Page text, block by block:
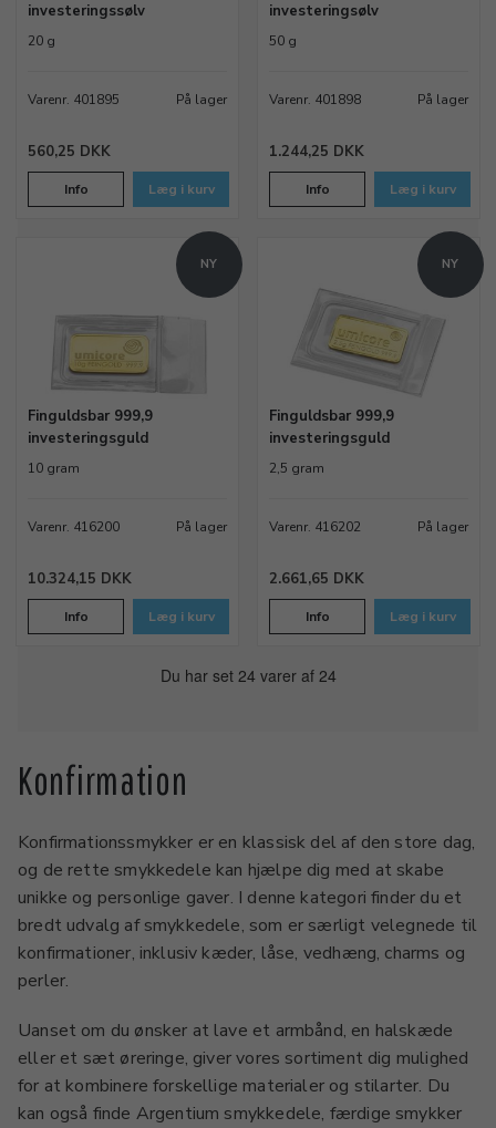
investeringssølv
20 g
Varenr. 401895 På lager
560,25 DKK
Info Læg i kurv
investeringsølv
50 g
Varenr. 401898 På lager
1.244,25 DKK
Info Læg i kurv
NY
Finguldsbar 999,9
investeringsguld
10 gram
Varenr. 416200 På lager
10.324,15 DKK
Info Læg i kurv
NY
Finguldsbar 999,9
investeringsguld
2,5 gram
Varenr. 416202 På lager
2.661,65 DKK
Info Læg i kurv
Du har set 24 varer af 24
Konfirmation
Konfirmationssmykker er en klassisk del af den store dag,
og de rette smykkedele kan hjælpe dig med at skabe
unikke og personlige gaver. I denne kategori finder du et
bredt udvalg af smykkedele, som er særligt velegnede til
konfirmationer, inklusiv kæder, låse, vedhæng, charms og
perler.
Uanset om du ønsker at lave et armbånd, en halskæde
eller et sæt øreringe, giver vores sortiment dig mulighed
for at kombinere forskellige materialer og stilarter. Du
kan også finde Argentium smykkedele, færdige smykker